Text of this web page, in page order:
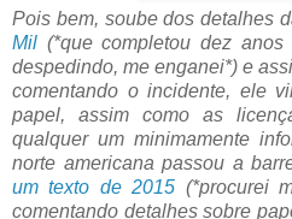
Pois bem, soube dos detalhes
Mil (*que completou dez
despedindo, me enganei*) e
comentando o incidente, ele
papel, assim como as
qualquer um minimamente
norte americana passou a
um texto de 2015 (*procurei
comentando detalhes sobre